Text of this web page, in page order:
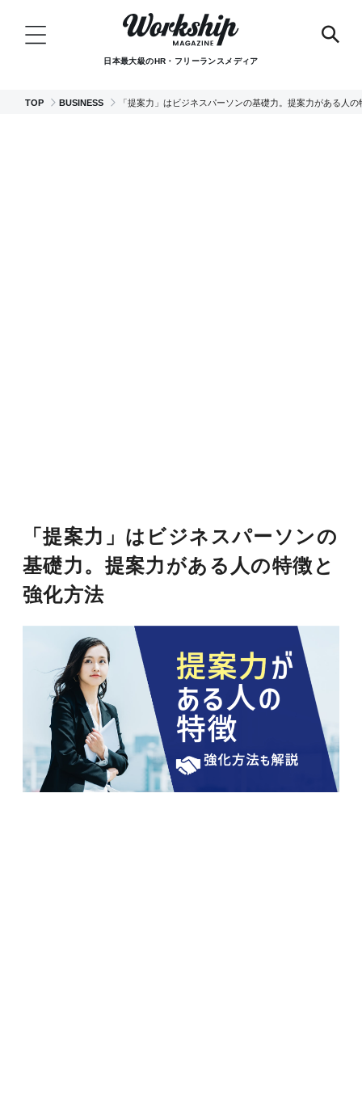
日本最大級のHR・フリーランスメディア
TOP BUSINESS 「提案力」はビジネスパーソンの基礎力。提案力がある人
「提案力」はビジネスパーソンの
基礎力。提案力がある人の特徴と
強化方法